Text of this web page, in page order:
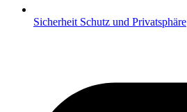
Sicherheit Schutz und Privatsphäre